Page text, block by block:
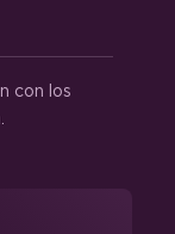
con los